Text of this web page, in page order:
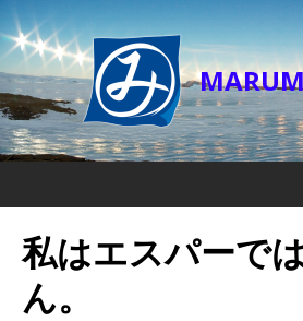
私はエスパーで
ん。